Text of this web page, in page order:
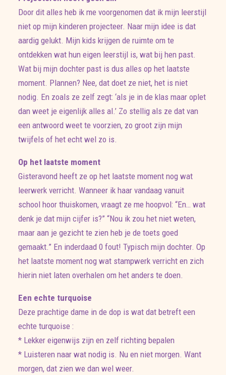
Door dit alles heb ik me voorgenomen dat ik mijn leerstijl
niet op mijn kinderen projecteer. Naar mijn idee is dat
aardig gelukt. Mijn kids krijgen de ruimte om te
ontdekken wat hun eigen leerstijl is, wat bij hen past.
Wat bij mijn dochter past is dus alles op het laatste
moment. Plannen? Nee, dat doet ze niet, het is niet
nodig. En zoals ze zelf zegt: ‘als je in de klas maar oplet
dan weet je eigenlijk alles al.’ Zo stellig als ze dat van
een antwoord weet te voorzien, zo groot zijn mijn
twijfels of het echt wel zo is.
Op het laatste moment
Gisteravond heeft ze op het laatste moment nog wat
leerwerk verricht. Wanneer ik haar vandaag vanuit
school hoor thuiskomen, vraagt ze me hoopvol: “En… wat
denk je dat mijn cijfer is?” “Nou ik zou het niet weten,
maar aan je gezicht te zien heb je de toets goed
gemaakt.” En inderdaad 0 fout! Typisch mijn dochter. Op
het laatste moment nog wat stampwerk verricht en zich
hierin niet laten overhalen om het anders te doen.
Een echte turquoise
Deze prachtige dame in de dop is wat dat betreft een
echte turquoise :
* Lekker eigenwijs zijn en zelf richting bepalen
* Luisteren naar wat nodig is. Nu en niet morgen. Want
morgen, dat zien we dan wel weer.